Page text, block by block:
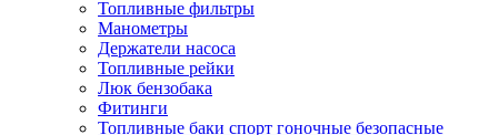
Топливные фильтры
Манометры
Держатели насоса
Топливные рейки
Люк бензобака
Фитинги
Топливные баки спорт гоночные безопасные